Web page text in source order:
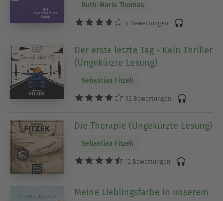
Ruth-Maria Thomas
4 Bewertungen
Der erste letzte Tag - Kein Thriller
(Ungekürzte Lesung)
Sebastian Fitzek
92 Bewertungen
Die Therapie (Ungekürzte Lesung)
Sebastian Fitzek
12 Bewertungen
Meine Lieblingsfarbe in unserem